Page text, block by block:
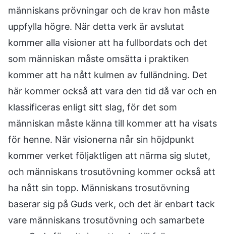
människans prövningar och de krav hon måste
uppfylla högre. När detta verk är avslutat
kommer alla visioner att ha fullbordats och det
som människan måste omsätta i praktiken
kommer att ha nått kulmen av fulländning. Det
här kommer också att vara den tid då var och en
klassificeras enligt sitt slag, för det som
människan måste känna till kommer att ha visats
för henne. När visionerna når sin höjdpunkt
kommer verket följaktligen att närma sig slutet,
och människans trosutövning kommer också att
ha nått sin topp. Människans trosutövning
baserar sig på Guds verk, och det är enbart tack
vare människans trosutövning och samarbete